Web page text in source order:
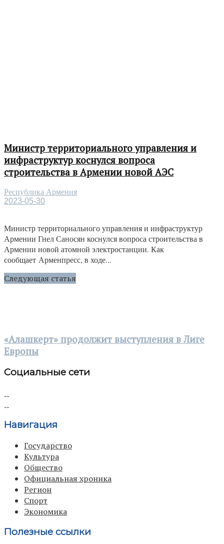
Министр территориального управления и
инфраструктур коснулся вопроса
строительства в Армении новой АЭС
Республика Армения
2023-05-30
Министр территориального управления и инфраструктур
Армении Гнел Саносян коснулся вопроса строительства в
Армении новой атомной электростанции. Как
сообщает Арменпресс, в ходе...
Следующая статья
«Алашкерт» продолжит выступления в Лиге
Европы
Социальные сети
Навигация
Государство
Культура
Общество
Официальная хроника
Регион
Спорт
Экономика
Полезные ссылки